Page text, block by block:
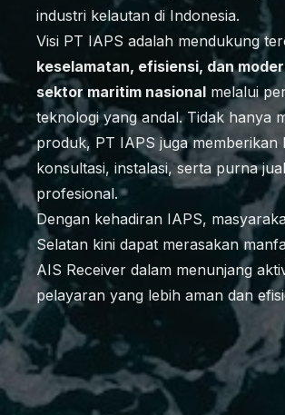
industri kelautan di Indonesia.
Visi PT IAPS adalah mendukung
keselamatan, efisiensi, dan
sektor maritim nasional melalui
teknologi yang andal. Tidak hanya
produk, PT IAPS juga memberikan
konsultasi, instalasi, serta purna
profesional.
Dengan kehadiran IAPS,
Selatan kini dapat merasakan
AIS Receiver dalam menunjang
pelayaran yang lebih aman dan